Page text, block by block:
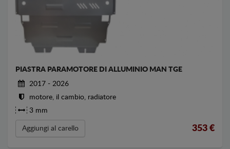
PIASTRA PARAMOTORE DI ALLUMINIO MAN TGE
2017 - 2026
motore, il cambio, radiatore
3 mm
Aggiungi al carello 353 €